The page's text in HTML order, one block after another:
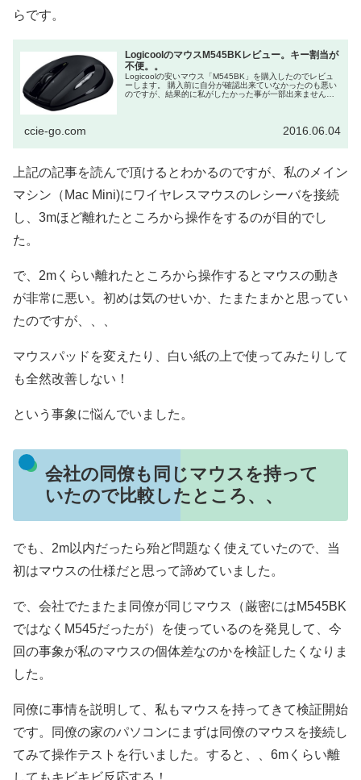
らです。
LogicoolのマウスM545BKレビュー。キー割当が
不便。。
Logicoolの安いマウス「M545BK」を購入したのでレビュ
ーします。 購入前に自分が確認出来ていなかったのも悪い
のですが、結果的に私がしたかった事が一部出来ませんで
ccie-go.com 2016.06.04
上記の記事を読んで頂けるとわかるのですが、私のメイン
マシン（Mac Mini)にワイヤレスマウスのレシーバを接続
し、3mほど離れたところから操作をするのが目的でし
た。
で、2mくらい離れたところから操作するとマウスの動き
が非常に悪い。初めは気のせいか、たまたまかと思ってい
たのですが、、、
マウスパッドを変えたり、白い紙の上で使ってみたりして
も全然改善しない！
という事象に悩んでいました。
会社の同僚も同じマウスを持って
いたので比較したところ、、
でも、2m以内だったら殆ど問題なく使えていたので、当
初はマウスの仕様だと思って諦めていました。
で、会社でたまたま同僚が同じマウス（厳密にはM545BK
ではなくM545だったが）を使っているのを発見して、今
回の事象が私のマウスの個体差なのかを検証したくなりま
した。
同僚に事情を説明して、私もマウスを持ってきて検証開始
です。同僚の家のパソコンにまずは同僚のマウスを接続し
てみて操作テストを行いました。すると、、6mくらい離
してもキビキビ反応する！